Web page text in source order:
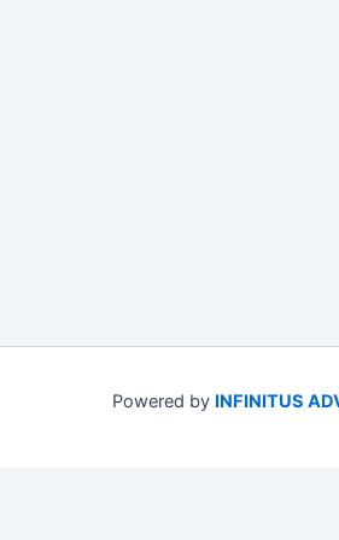
Powered by INFINITUS